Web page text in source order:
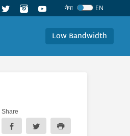
नेपा EN
Low Bandwidth
Share